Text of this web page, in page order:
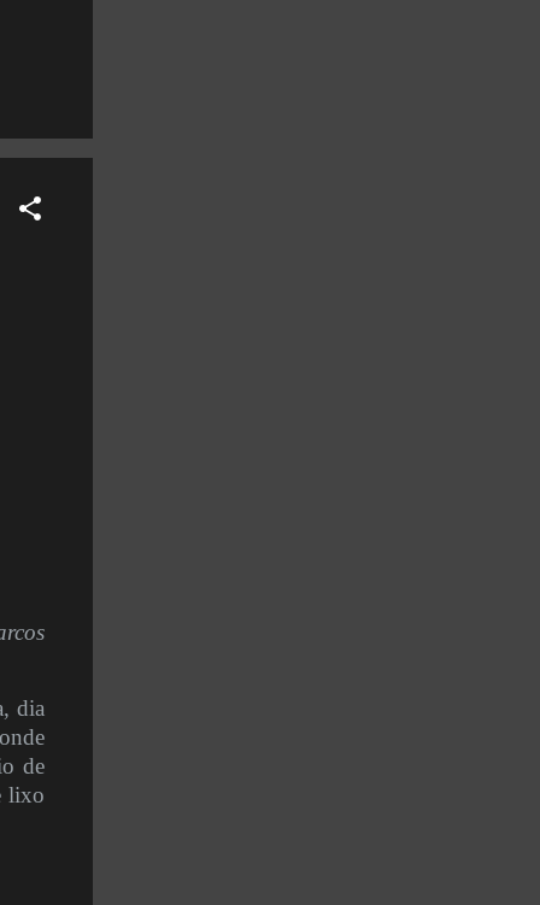
dia
de
lixo